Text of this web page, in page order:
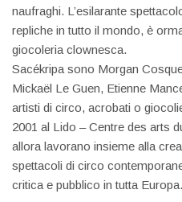
naufraghi. L’esilarante
repliche in tutto il mondo, è
giocoleria clownesca.
Sacékripa sono Morgan
Mickaël Le Guen, Etienne
artisti di circo, acrobati o
2001 al Lido – Centre des arts
allora lavorano insieme alla
spettacoli di circo
critica e pubblico in tutta Europa.